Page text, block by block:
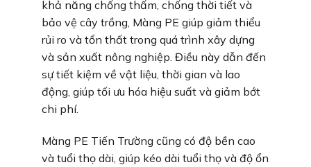
khả năng chống thấm, chống thời tiết và
bảo vệ cây trồng, Màng PE giúp giảm thiểu
rủi ro và tổn thất trong quá trình xây dựng
và sản xuất nông nghiệp. Điều này dẫn đến
sự tiết kiệm về vật liệu, thời gian và lao
động, giúp tối ưu hóa hiệu suất và giảm bớt
chi phí.
Màng PE Tiến Trường cũng có độ bền cao
và tuổi thọ dài, giúp kéo dài tuổi thọ và độ ổn